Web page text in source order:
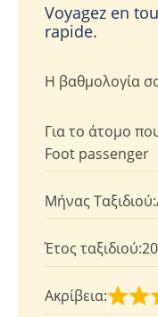
Voyagez en
rapide.
Η βαθμολογία
Για το άτομο
Foot passenger
Μήνας Tαξιδιού:
Έτος ταξιδιού:
Ακρίβεια: